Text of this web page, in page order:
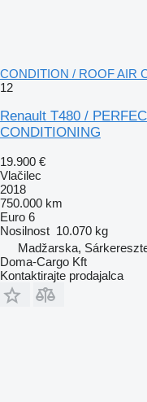
CONDITION / ROOF AIR
12
Renault T480 /
CONDITIONING
19.900 €
Vlačilec
2018
750.000 km
Euro 6
Nosilnost 10.070 kg
Madžarska,
Doma-Cargo Kft
Kontaktirajte prodajalca